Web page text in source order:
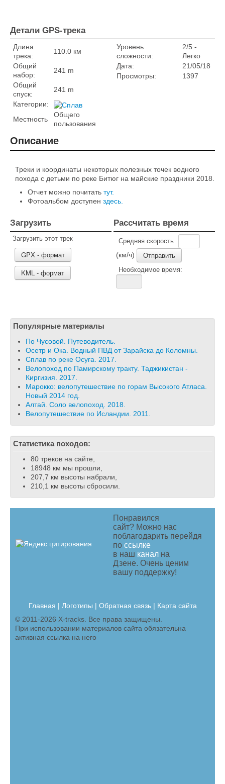
Детали GPS-трека
Длина
трека:
110.0 км
Общий
набор:
241 m
Общий
спуск:
241 m
Категории:
Местность
Общего
пользования
Уровень
сложности:
2/5 -
Легко
Дата:
21/05/18
Просмотры:
1397
Описание
Треки и координаты некоторых полезных точек водного
похода с детьми по реке Битюг на майские праздники 2018.
Отчет можно почитать тут.
Фотоальбом доступен здесь.
Загрузить
Загрузить этот трек
GPX - формат
KML - формат
Рассчитать время
Средняя скорость
(км/ч)
Необходимое время:
Популярные материалы
По Чусовой. Путеводитель.
Осетр и Ока. Водный ПВД от Зарайска до Коломны.
Сплав по реке Осуга. 2017.
Велопоход по Памирскому тракту. Таджикистан -
Киргизия. 2017.
Марокко: велопутешествие по горам Высокого Атласа.
Новый 2014 год.
Алтай. Соло велопоход. 2018.
Велопутешествие по Исландии. 2011.
Статистика походов:
80 треков на сайте,
18948 км мы прошли,
207,7 км высоты набрали,
210,1 км высоты сбросили.
Понравился
сайт? Можно нас
поблагодарить перейдя
по ссылке
в наш канал на
Дзене. Очень ценим
вашу поддержку!
Главная | Логотипы | Обратная связь | Карта сайта
© 2011-2026 X-tracks. Все права защищены.
При использовании материалов сайта обязательна
активная ссылка на него